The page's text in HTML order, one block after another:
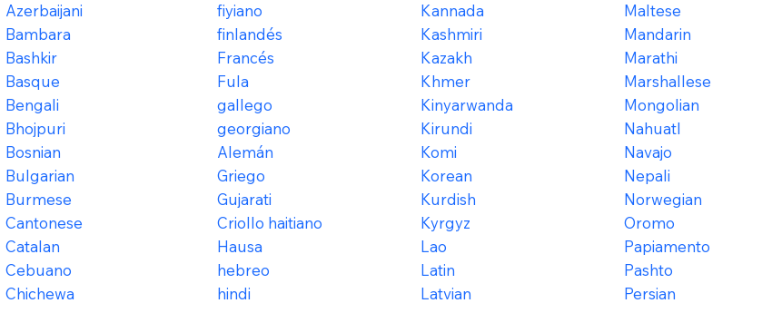
Azerbaijani
Bambara
Bashkir
Basque
Bengali
Bhojpuri
Bosnian
Bulgarian
Burmese
Cantonese
Catalan
Cebuano
Chichewa
fiyiano
finlandés
Francés
Fula
gallego
georgiano
Alemán
Griego
Gujarati
Criollo haitiano
Hausa
hebreo
hindi
Kannada
Kashmiri
Kazakh
Khmer
Kinyarwanda
Kirundi
Komi
Korean
Kurdish
Kyrgyz
Lao
Latin
Latvian
Maltese
Mandarin
Marathi
Marshallese
Mongolian
Nahuatl
Navajo
Nepali
Norwegian
Oromo
Papiamento
Pashto
Persian